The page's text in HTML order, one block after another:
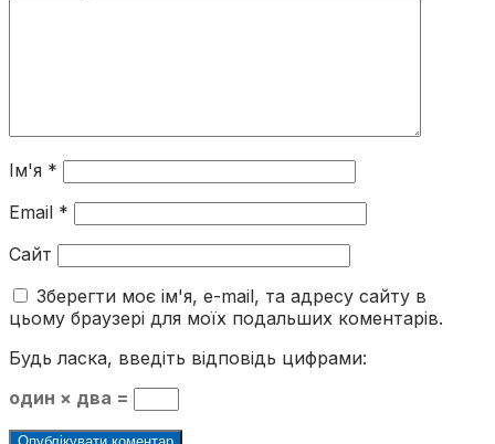
Ім'я *
Email *
Сайт
Зберегти моє ім'я, e-mail, та адресу сайту в
цьому браузері для моїх подальших коментарів.
Будь ласка, введіть відповідь цифрами:
один × два =